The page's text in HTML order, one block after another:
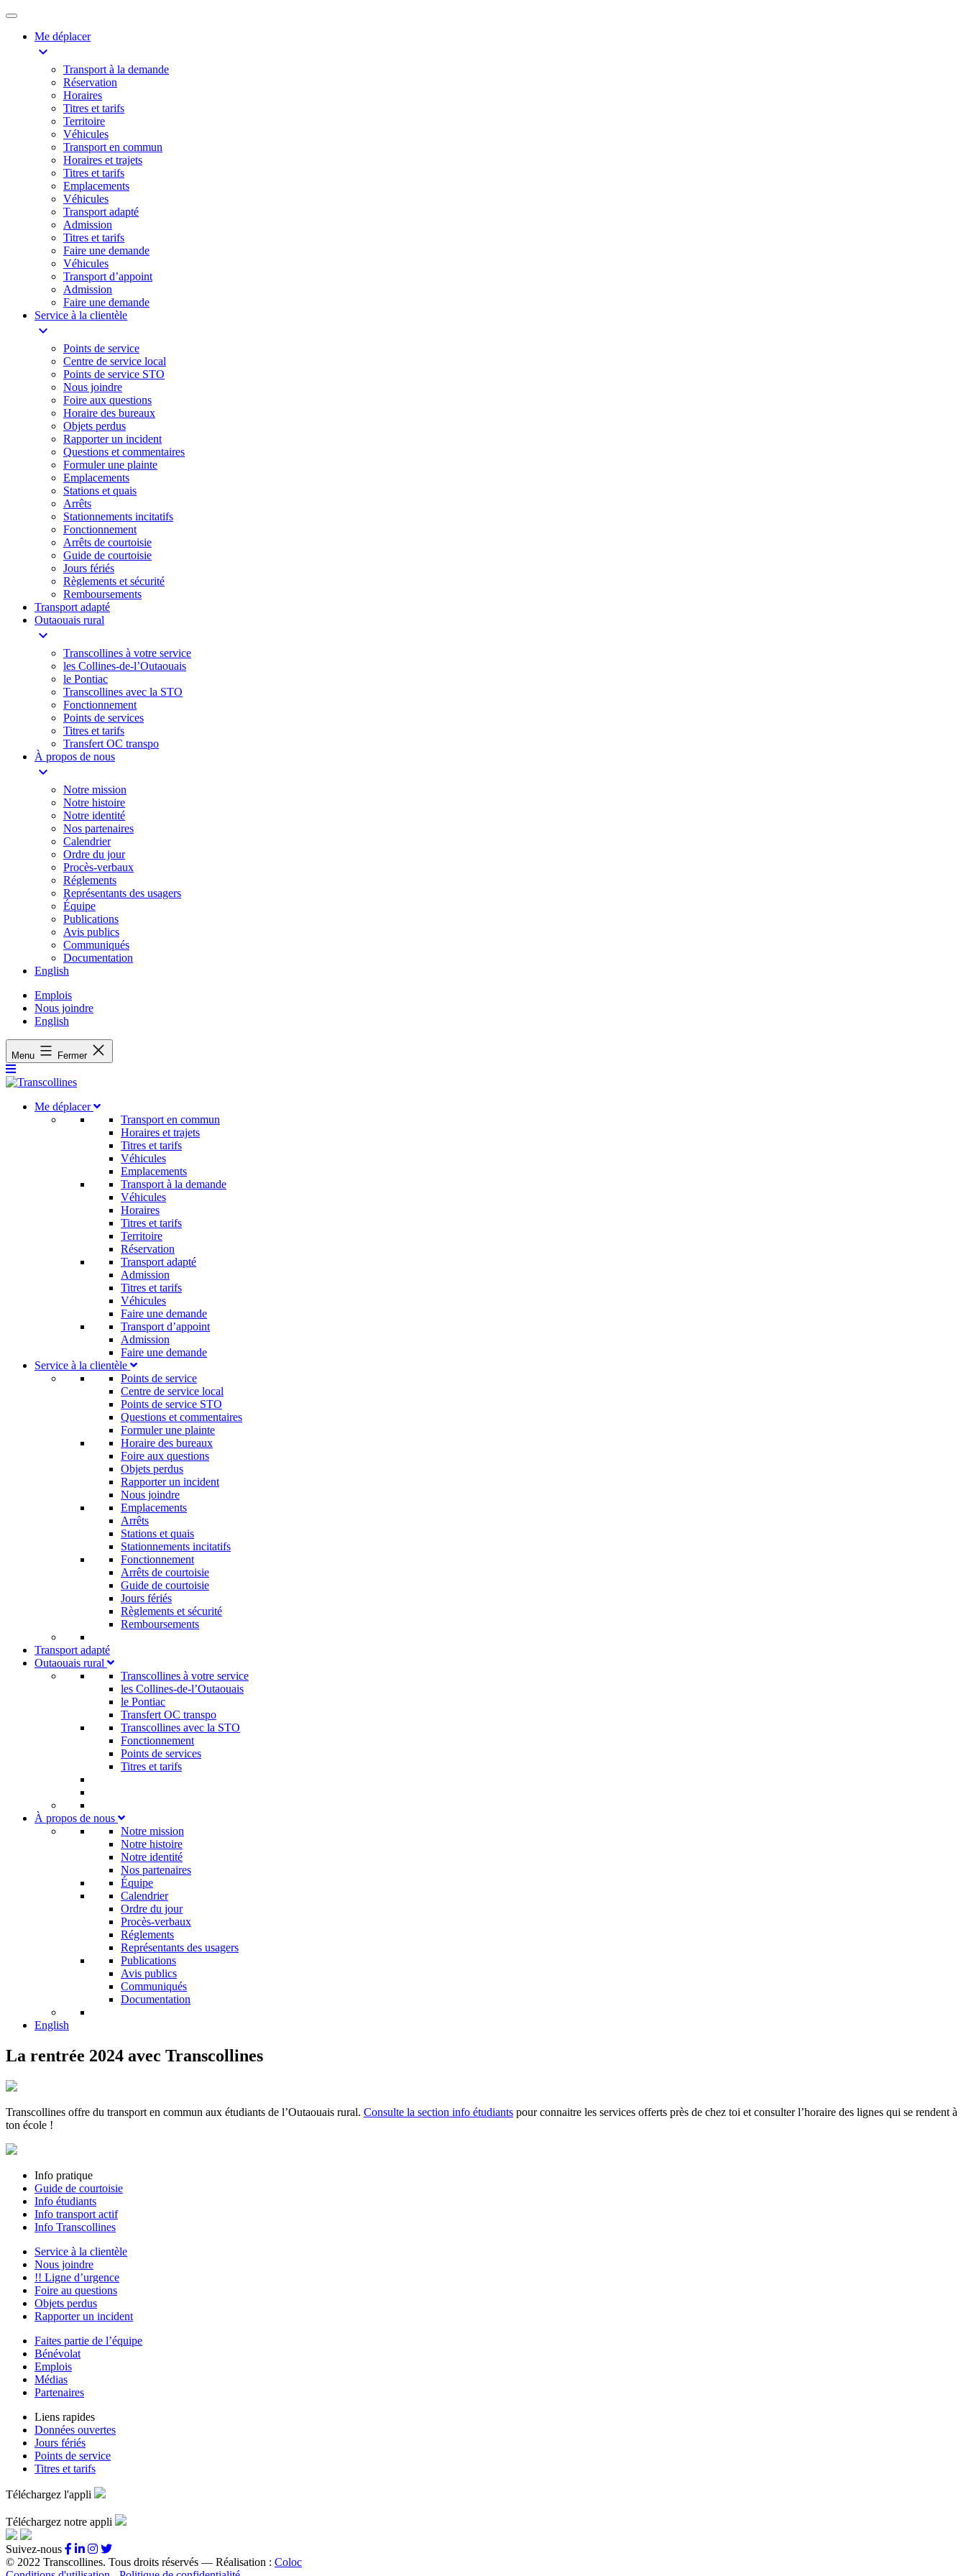
Me déplacer
expand_more
Transport à la demande
Réservation
Horaires
Titres et tarifs
Territoire
Véhicules
Transport en commun
Horaires et trajets
Titres et tarifs
Emplacements
Véhicules
Transport adapté
Admission
Titres et tarifs
Faire une demande
Véhicules
Transport d’appoint
Admission
Faire une demande
Service à la clientèle
expand_more
Points de service
Centre de service local
Points de service STO
Nous joindre
Foire aux questions
Horaire des bureaux
Objets perdus
Rapporter un incident
Questions et commentaires
Formuler une plainte
Emplacements
Stations et quais
Arrêts
Stationnements incitatifs​
Fonctionnement
Arrêts de courtoisie​
Guide de courtoisie
Jours fériés
Règlements et sécurité
Remboursements
Transport adapté
Outaouais rural
expand_more
Transcollines à votre service​
les Collines-de-l’Outaouais​
le Pontiac​
Transcollines avec la STO
Fonctionnement
Points de services
Titres et tarifs
Transfert OC transpo
À propos de nous
expand_more
Notre mission
Notre histoire
Notre identité
Nos partenaires
Calendrier
Ordre du jour
Procès-verbaux
Réglements
Représentants des usagers
Équipe
Publications
Avis publics
Communiqués
Documentation
English
Emplois
Nous joindre
English
Menu Fermer
Me déplacer
Transport en commun
Horaires et trajets
Titres et tarifs
Véhicules
Emplacements
Transport à la demande
Véhicules
Horaires
Titres et tarifs
Territoire
Réservation
Transport adapté
Admission
Titres et tarifs
Véhicules
Faire une demande
Transport d’appoint
Admission
Faire une demande
Service à la clientèle
Points de service
Centre de service local
Points de service STO
Questions et commentaires
Formuler une plainte
Horaire des bureaux
Foire aux questions
Objets perdus
Rapporter un incident
Nous joindre
Emplacements
Arrêts
Stations et quais
Stationnements incitatifs​
Fonctionnement
Arrêts de courtoisie​
Guide de courtoisie
Jours fériés
Règlements et sécurité
Remboursements
Transport adapté
Outaouais rural
Transcollines à votre service​
les Collines-de-l’Outaouais​
le Pontiac​
Transfert OC transpo
Transcollines avec la STO
Fonctionnement
Points de services
Titres et tarifs
À propos de nous
Notre mission
Notre histoire
Notre identité
Nos partenaires
Équipe
Calendrier
Ordre du jour
Procès-verbaux
Réglements
Représentants des usagers
Publications
Avis publics
Communiqués
Documentation
English
La rentrée 2024 avec Transcollines
Transcollines offre du transport en commun aux étudiants de l’Outaouais rural. Consulte la section info étudiants pour connaitre les services offerts près de chez toi et consulter l’horaire des lignes qui se rendent à
ton école !
Info pratique
Guide de courtoisie
Info étudiants
Info transport actif
Info Transcollines
Service à la clientèle
Nous joindre
!! Ligne d’urgence
Foire au questions
Objets perdus
Rapporter un incident
Faites partie de l’équipe
Bénévolat
Emplois
Médias
Partenaires
Liens rapides
Données ouvertes
Jours fériés
Points de service
Titres et tarifs
Téléchargez l'appli
Téléchargez notre appli
Suivez-nous
© 2022 Transcollines. Tous droits réservés — Réalisation : Coloc